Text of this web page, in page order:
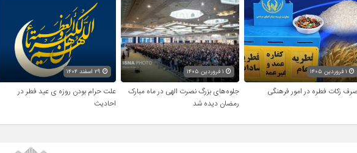
۱ فروردین ۱۴۰۵
زکات فطره در امور فرهنگی
جلوه‌های بزرگ نصرت الهی در ماه مبارک
رمضان دیده شد
علت حرام بودن روزه ی عید فطر در
احادیث